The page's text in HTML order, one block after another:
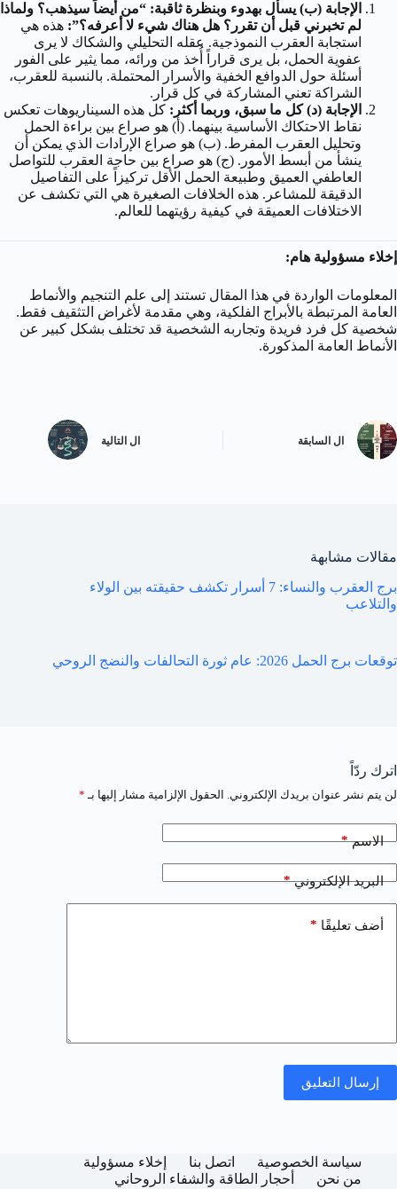
الإجابة (ب) يسأل بهدوء وبنظرة ثاقبة: “من أيضاً سيذهب؟ ولماذا
لم تخبرني قبل أن تقرر؟ هل هناك شيء لا أعرفه؟”: هذه هي
استجابة العقرب النموذجية. عقله التحليلي والشكاك لا يرى
عفوية الحمل، بل يرى قراراً أُخذ من ورائه، مما يثير على الفور
أسئلة حول الدوافع الخفية والأسرار المحتملة. بالنسبة للعقرب،
الشراكة تعني المشاركة في كل قرار.
الإجابة (د) كل ما سبق، وربما أكثر: كل هذه السيناريوهات تعكس
نقاط الاحتكاك الأساسية بينهما. (أ) هو صراع بين براءة الحمل
وتحليل العقرب المفرط. (ب) هو صراع الإرادات الذي يمكن أن
ينشأ من أبسط الأمور. (ج) هو صراع بين حاجة العقرب للتواصل
العاطفي العميق وطبيعة الحمل الأقل تركيزاً على التفاصيل
الدقيقة للمشاعر. هذه الخلافات الصغيرة هي التي تكشف عن
الاختلافات العميقة في كيفية رؤيتهما للعالم.
إخلاء مسؤولية هام:
المعلومات الواردة في هذا المقال تستند إلى علم التنجيم والأنماط
العامة المرتبطة بالأبراج الفلكية، وهي مقدمة لأغراض التثقيف فقط.
شخصية كل فرد فريدة وتجاربه الشخصية قد تختلف بشكل كبير عن
الأنماط العامة المذكورة.
ال السابقة ال التالية
مقالات مشابهة
برج العقرب والنساء: 7 أسرار تكشف حقيقته بين الولاء
والتلاعب
توقعات برج الحمل 2026: عام ثورة التحالفات والنضج الروحي
اترك ردّاً
لن يتم نشر عنوان بريدك الإلكتروني. الحقول الإلزامية مشار إليها بـ *
الاسم*
البريد الإلكتروني*
أضف تعليقًا *
إرسال التعليق
سياسة الخصوصية اتصل بنا
إخلاء مسؤولية
من نحن
أحجار الطاقة والشفاء الروحاني